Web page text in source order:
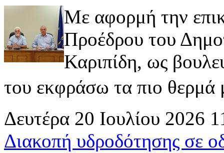
Με αφορμή την
Προέδρου του
Καριπίδη, ως
του εκφράσω τα πιο
Δευτέρα 20 Ιουλίου 2026
Διακοπή υδροδότησης σε